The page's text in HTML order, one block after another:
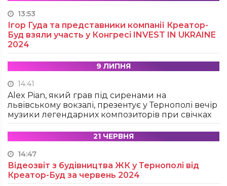
13:53
Ігор Гуда та представники компанії Креатор-
Буд взяли участь у Конгресі INVEST IN UKRAINE
2024
9 ЛИПНЯ
14:41
Alex Pian, який грав під сиренами на
львівському вокзалі, презентує у Тернополі вечір
музики легендарних композиторів при свічках
21 ЧЕРВНЯ
14:47
Відеозвіт з будівництва ЖК у Тернополі від
Креатор-Буд за червень 2024